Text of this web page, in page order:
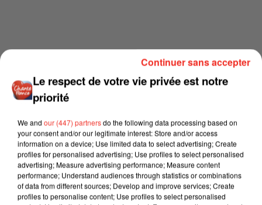
Le respect de votre vie privée est notre
priorité
We and our (447) partnersdo the following data processing based on
your consent and/or our legitimate interest: Store and/or access
information on a device; Use limited data to select advertising; Create
profiles for personalised advertising; Use profiles to select personalised
advertising; Measure advertising performance; Measure content
performance; Understand audiences through statistics or combinations
of data from different sources; Develop and improve services; Create
profiles to personalise content; Use profiles to select personalised
Continuer sans accepter